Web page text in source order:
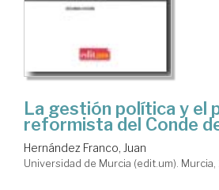
La gestión política y el
reformista del Conde
Hernández Franco, Juan
Universidad de Murcia (edit.um).